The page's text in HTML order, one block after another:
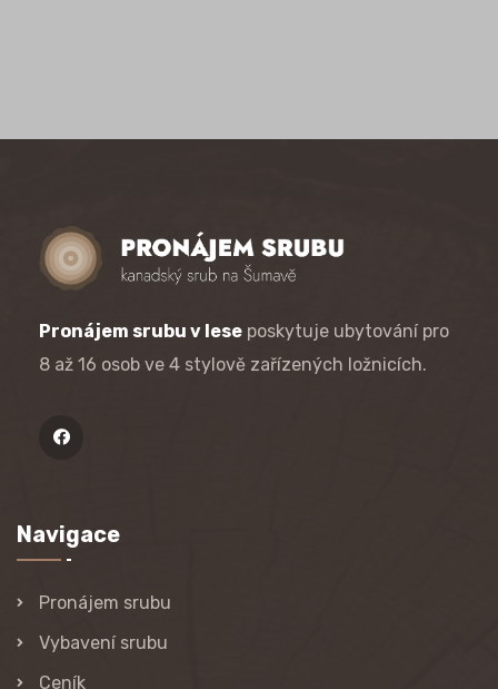
Pronájem srubu v lese poskytuje ubytování pro
8 až 16 osob ve 4 stylově zařízených ložnicích.
Navigace
Pronájem srubu
Vybavení srubu
Ceník